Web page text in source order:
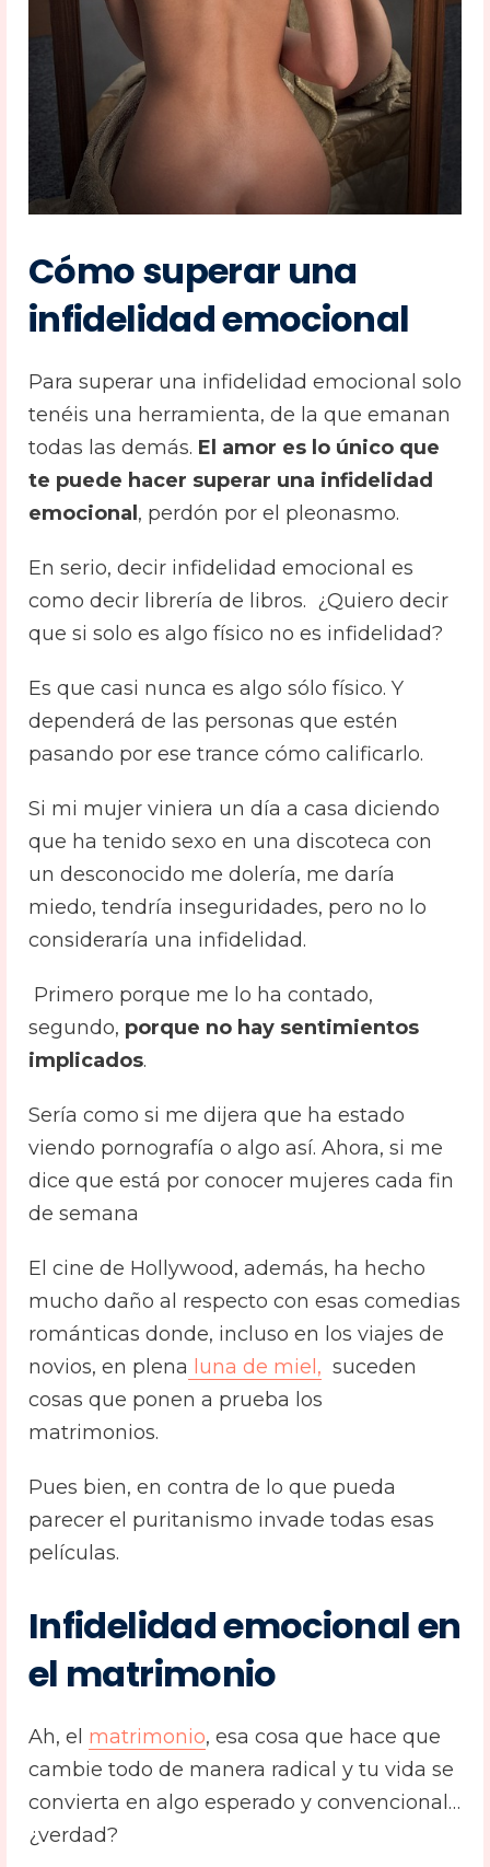
Cómo superar una
infidelidad emocional
Para superar una infidelidad emocional solo
tenéis una herramienta, de la que emanan
todas las demás. El amor es lo único que
te puede hacer superar una infidelidad
emocional , perdón por el pleonasmo.
En serio, decir infidelidad emocional es
como decir librería de libros. ¿Quiero decir
que si solo es algo físico no es infidelidad?
Es que casi nunca es algo sólo físico. Y
dependerá de las personas que estén
pasando por ese trance cómo calificarlo.
Si mi mujer viniera un día a casa diciendo
que ha tenido sexo en una discoteca con
un desconocido me dolería, me daría
miedo, tendría inseguridades, pero no lo
consideraría una infidelidad.
Primero porque me lo ha contado,
segundo, porque no hay sentimientos
implicados.
Sería como si me dijera que ha estado
viendo pornografía o algo así. Ahora, si me
dice que está por conocer mujeres cada fin
de semana
El cine de Hollywood, además, ha hecho
mucho daño al respecto con esas comedias
románticas donde, incluso en los viajes de
novios, en plena luna de miel, suceden
cosas que ponen a prueba los
matrimonios.
Pues bien, en contra de lo que pueda
parecer el puritanismo invade todas esas
películas.
Infidelidad emocional en
el matrimonio
Ah, el matrimonio, esa cosa que hace que
cambie todo de manera radical y tu vida se
convierta en algo esperado y convencional…
¿verdad?